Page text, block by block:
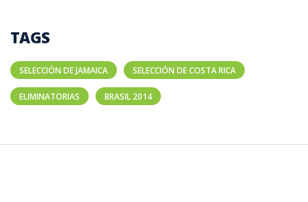
TAGS
SELECCIÓN DE JAMAICA SELECCIÓN DE COSTA RICA
ELIMINATORIAS BRASIL 2014